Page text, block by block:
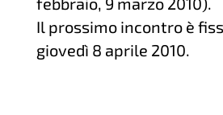
Il prossimo incontro è
giovedì 8 aprile 2010.